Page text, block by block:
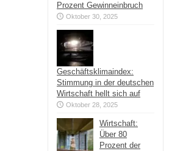
Prozent Gewinneinbruch
Oktober 30, 2025
Geschäftsklimaindex:
Stimmung in der deutschen
Wirtschaft hellt sich auf
Oktober 28, 2025
Wirtschaft:
Über 80
Prozent der